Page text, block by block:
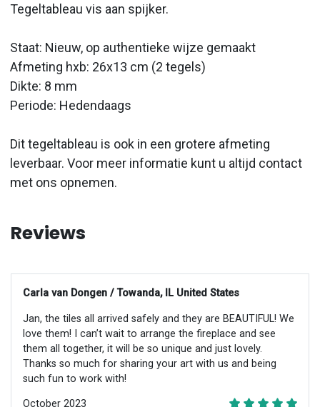
Tegeltableau vis aan spijker.
Staat: Nieuw, op authentieke wijze gemaakt
Afmeting hxb: 26x13 cm (2 tegels)
Dikte: 8 mm
Periode: Hedendaags
Dit tegeltableau is ook in een grotere afmeting
leverbaar. Voor meer informatie kunt u altijd contact
met ons opnemen.
Reviews
Carla van Dongen / Towanda, IL United States
Jan, the tiles all arrived safely and they are BEAUTIFUL! We
love them! I can’t wait to arrange the fireplace and see
them all together, it will be so unique and just lovely.
Thanks so much for sharing your art with us and being
such fun to work with!
October 2023